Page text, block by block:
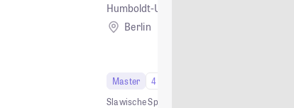
Humboldt-Universität zu Berlin
Berlin
Master
4 Semester
Slawische Sprachen